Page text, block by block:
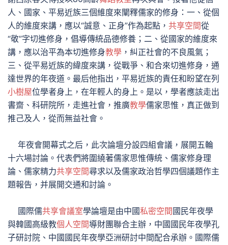
人、國家、平易近族三個維度來闡釋儒家的修身：一、從個
人的維度來講，應以“誠意、正身”作為起點， 共享空間從
“敬”字切進修身，倡導傳統品德修養；二、從國家的維度來
講，應以治平為本切進修身教學 ，糾正社會的不良風氣；
三、從平易近族的緯度來講，從戰爭、和合來切進修身，通
達世界的年夜道。最后他指出，平易近族的責任和盼望在列
小樹屋位學者身上，在年輕人的身上。是以，學者應該走出
書齋、科研院所，走進社會，推廣教學儒家思惟，真正做到
推己及人，從而無益社會。
年夜會開幕式之后，此次論壇分設四組會議，展開五輪
十六場討論。代表們將圍繞著儒家思惟傳統、儒家修身理
論、儒家精力共享空間尋求以及儒家政治哲學四個議題作主
題報告，并展開交通和討論。
國際儒共享會議室學論壇是由中國私密空間 國民年夜學
與韓國高級教個人空間導財團聯合主辦，中國國民年夜學孔
子研討院、中國國民年夜學亞洲研討中間配合承辦。國際儒